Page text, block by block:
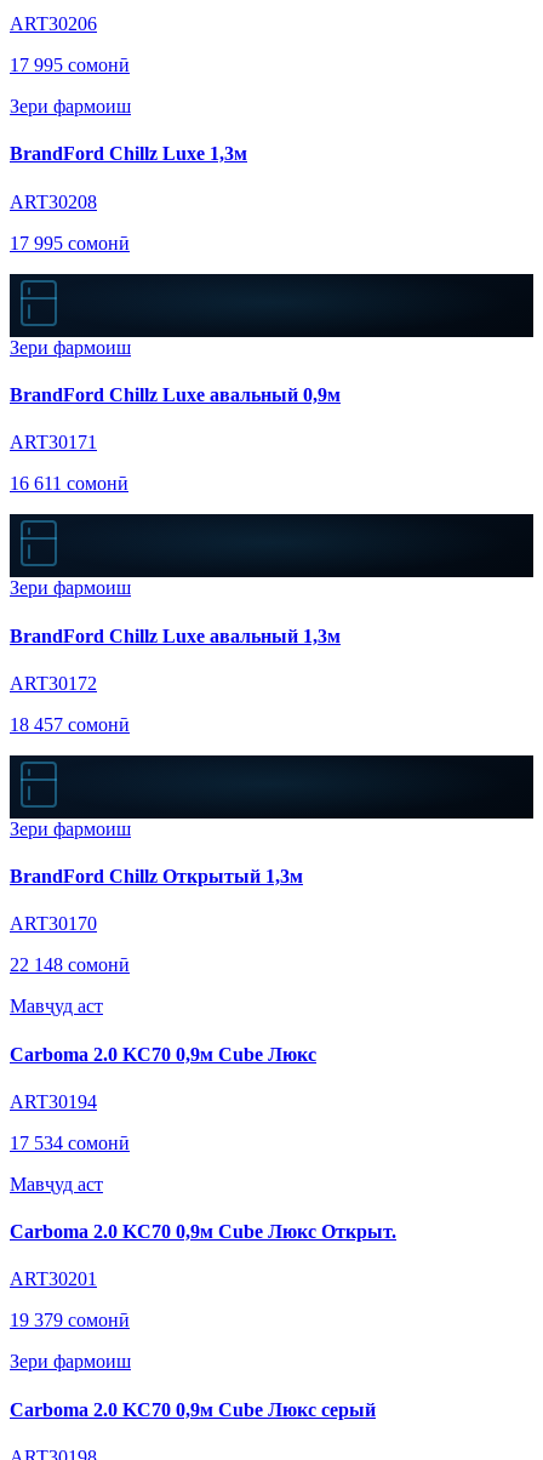
ART30206
17 995 сомонӣ
Зери фармоиш
BrandFord Chillz Luxe 1,3м
ART30208
17 995 сомонӣ
Зери фармоиш
BrandFord Chillz Luxe авальный 0,9м
ART30171
16 611 сомонӣ
Зери фармоиш
BrandFord Chillz Luxe авальный 1,3м
ART30172
18 457 сомонӣ
Зери фармоиш
BrandFord Chillz Открытый 1,3м
ART30170
22 148 сомонӣ
Мавҷуд аст
Carboma 2.0 KC70 0,9м Cube Люкс
ART30194
17 534 сомонӣ
Мавҷуд аст
Carboma 2.0 KC70 0,9м Cube Люкс Открыт.
ART30201
19 379 сомонӣ
Зери фармоиш
Carboma 2.0 KC70 0,9м Cube Люкс серый